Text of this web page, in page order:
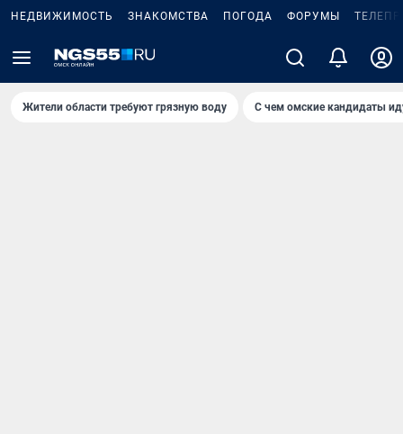
НЕДВИЖИМОСТЬ ЗНАКОМСТВА ПОГОДА ФОРУМЫ
Жители области требуют грязную воду С чем омские кандидаты